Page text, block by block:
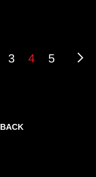
3 4 5
BACK